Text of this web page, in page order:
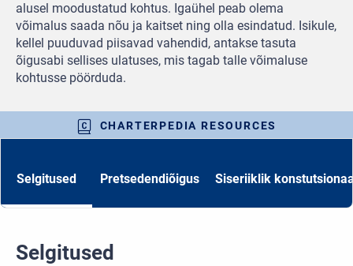
alusel moodustatud kohtus. Igaühel peab olema
võimalus saada nõu ja kaitset ning olla esindatud. Isikule,
kellel puuduvad piisavad vahendid, antakse tasuta
õigusabi sellises ulatuses, mis tagab talle võimaluse
kohtusse pöörduda.
CHARTERPEDIA RESOURCES
Selgitused Pretsedendiõigus Siseriiklik
Selgitused